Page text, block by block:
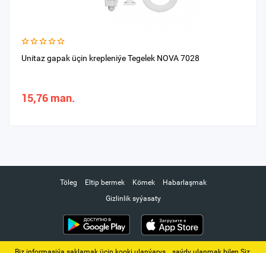
Unitaz gapak üçin krepleniýe Tegelek NOVA 7028
15,76 man.
Töleg Eltip bermek Kömek
Habarlaşmak
Gizlinlik syýasaty